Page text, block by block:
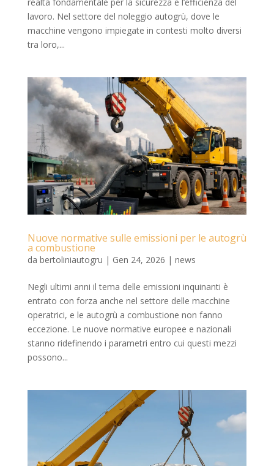
lavoro. Nel settore del noleggio autogrù, dove le
macchine vengono impiegate in contesti molto diversi
tra loro,...
Nuove normative sulle emissioni per le autogrù
a combustione
da bertoliniautogru | Gen 24, 2026 | news
Negli ultimi anni il tema delle emissioni inquinanti è
entrato con forza anche nel settore delle macchine
operatrici, e le autogrù a combustione non fanno
eccezione. Le nuove normative europee e nazionali
stanno ridefinendo i parametri entro cui questi mezzi
possono...